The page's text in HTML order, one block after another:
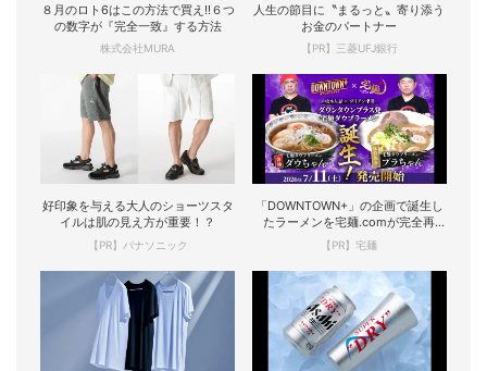
８月のロト6はこの方法で買え!!６つ
の数字が『完全一致』する方法
株式会社MURA
人生の節目に〝まるっと〟寄り添う
お金のパートナー
【PR】三菱UFJ銀行
好印象を与える大人のショーツスタ
イルは肌の見え方が重要！？
【PR】パナソニック
「DOWNTOWN+」の企画で誕生し
たラーメンを宅麺.comが完全再
現！
【PR】宅麺